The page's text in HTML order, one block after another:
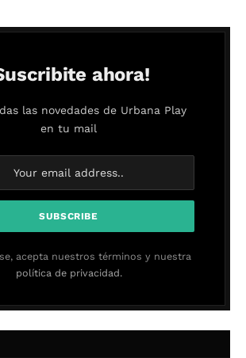
ahora!
las novedades de Urbana Play
en tu mail
acepta nuestros términos y nuestra
política de privacidad.